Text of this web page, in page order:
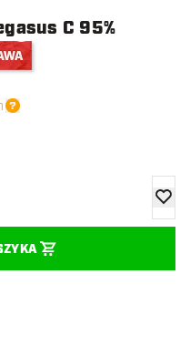
C 95%